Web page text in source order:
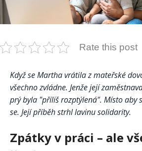
Rate this post
Když se Martha vrátila z mateřské
všechno zvládne. Jenže její
prý byla "příliš rozptýlená". Místo aby
se. Její příběh strhl lavinu solidarity.
Zpátky v práci – ale